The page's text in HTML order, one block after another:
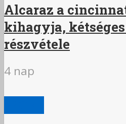
Alcaraz a
kihagyja, kétséges
részvétele
4 nap